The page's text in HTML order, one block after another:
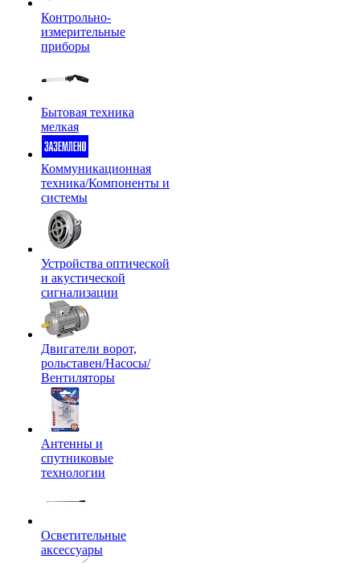
Контрольно-
измерительные
приборы
Бытовая техника
мелкая
Коммуникационная
техника/Компоненты и
системы
Устройства оптической
и акустической
сигнализации
Двигатели ворот,
рольставен/Насосы/
Вентиляторы
Антенны и
спутниковые
технологии
Осветительные
аксессуары